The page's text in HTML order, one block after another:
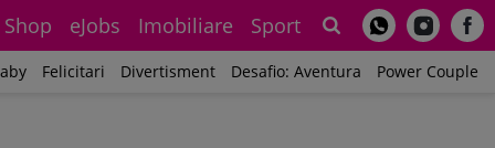
Shop eJobs Imobiliare Sport
Felicitari Divertisment Desafio: Aventura Power Couple